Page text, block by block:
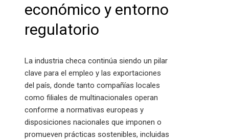
económico y entorno
regulatorio
La industria checa continúa siendo un pilar
clave para el empleo y las exportaciones
del país, donde tanto compañías locales
como filiales de multinacionales operan
conforme a normativas europeas y
disposiciones nacionales que imponen o
promueven prácticas sostenibles, incluidas